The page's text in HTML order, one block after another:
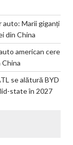
auto: Marii giganți
din China
american cere
se alătură BYD
state în 2027